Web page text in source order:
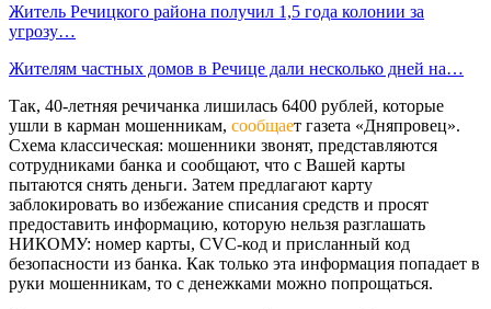
Житель Речицкого района получил 1,5 года колонии за
угрозу…
Жителям частных домов в Речице дали несколько дней на…
Так, 40-летняя речичанка лишилась 6400 рублей, которые
ушли в карман мошенникам, сообщает газета «Дняпровец».
Схема классическая: мошенники звонят, представляются
сотрудниками банка и сообщают, что с Вашей карты
пытаются снять деньги. Затем предлагают карту
заблокировать во избежание списания средств и просят
предоставить информацию, которую нельзя разглашать
НИКОМУ: номер карты, CVC-код и присланный код
безопасности из банка. Как только эта информация попадает в
руки мошенникам, то с денежками можно попрощаться.